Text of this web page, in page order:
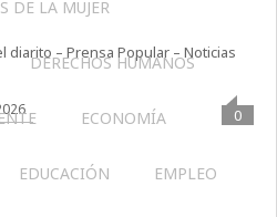
DE LA MUJER
DERECHOS HUMANOS
ECONOMÍA
EDUCACIÓN EMPLEO
diarito – Prensa Popular – Noticias
0